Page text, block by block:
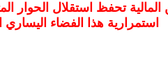
المالية تحفظ استقلال الحوار
استمرارية هذا الفضاء اليساري